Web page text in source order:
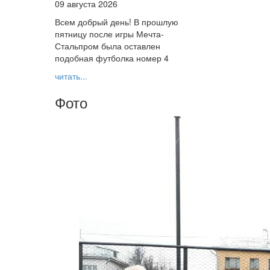
09 августа 2026
Всем добрый день! В прошлую
пятницу после игры Мечта-
Стальпром была оставлен
подобная футболка номер 4
читать...
Фото